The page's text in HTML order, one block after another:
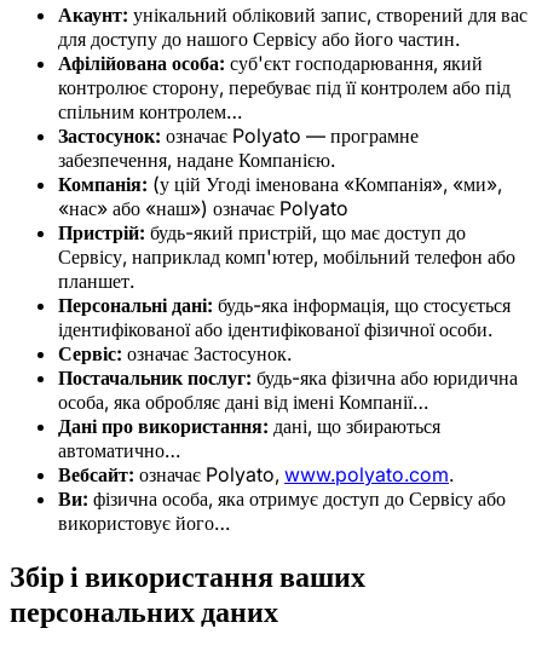
Акаунт: унікальний обліковий запис, створений для вас
для доступу до нашого Сервісу або його частин.
Афілійована особа: суб'єкт господарювання, який
контролює сторону, перебуває під її контролем або під
спільним контролем…
Застосунок: означає Polyato — програмне
забезпечення, надане Компанією.
Компанія: (у цій Угоді іменована «Компанія», «ми»,
«нас» або «наш») означає Polyato
Пристрій: будь-який пристрій, що має доступ до
Сервісу, наприклад комп'ютер, мобільний телефон або
планшет.
Персональні дані: будь-яка інформація, що стосується
ідентифікованої або ідентифікованої фізичної особи.
Сервіс: означає Застосунок.
Постачальник послуг: будь-яка фізична або юридична
особа, яка обробляє дані від імені Компанії…
Дані про використання: дані, що збираються
автоматично…
Вебсайт: означає Polyato, www.polyato.com.
Ви: фізична особа, яка отримує доступ до Сервісу або
використовує його…
Збір і використання ваших
персональних даних